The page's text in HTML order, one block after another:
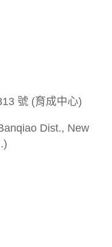
號 (育成中心)
Dist., New